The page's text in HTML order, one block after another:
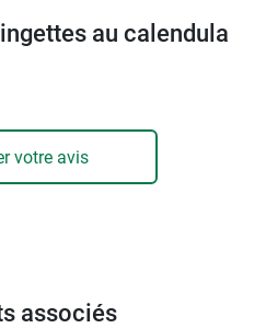
au calendula
votre avis
associés